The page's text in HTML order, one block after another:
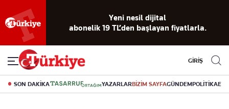
Yeni nesil dijital
abonelik 19 TL’den başlayan fiyatlarla.
GİRİŞ
SON DAKİKA YAZARLARBİZİM SAYFAGÜNDEMPOLİTİKA